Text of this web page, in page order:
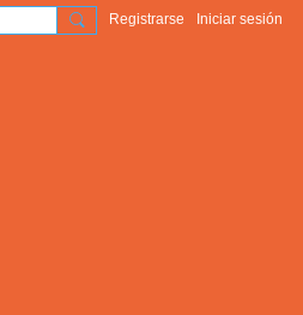
Registrarse Iniciar sesión